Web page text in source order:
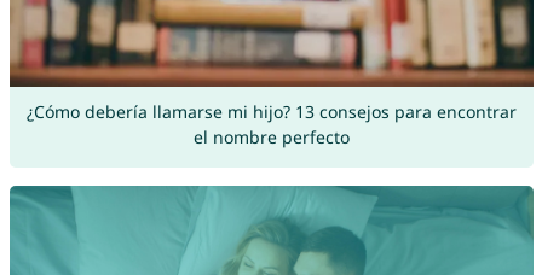
¿Cómo debería llamarse mi hijo? 13 consejos para encontrar
el nombre perfecto